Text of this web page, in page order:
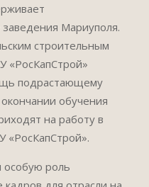
Мариуполя.
строительным
«РосКапСтрой»
подрастающему
обучения
на работу в
«РосКапСтрой».
особую роль